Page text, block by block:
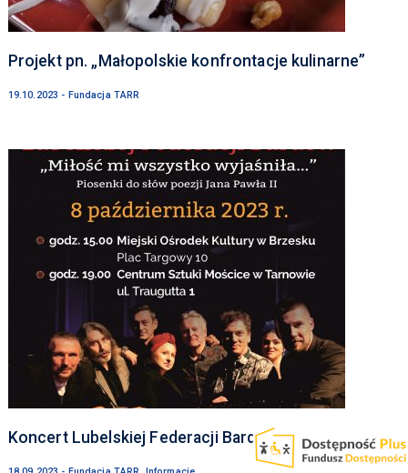
Projekt pn. „Małopolskie konfrontacje kulinarne”
19.10.2023 - Fundacja TARR
Koncert Lubelskiej Federacji Bardów – informacja